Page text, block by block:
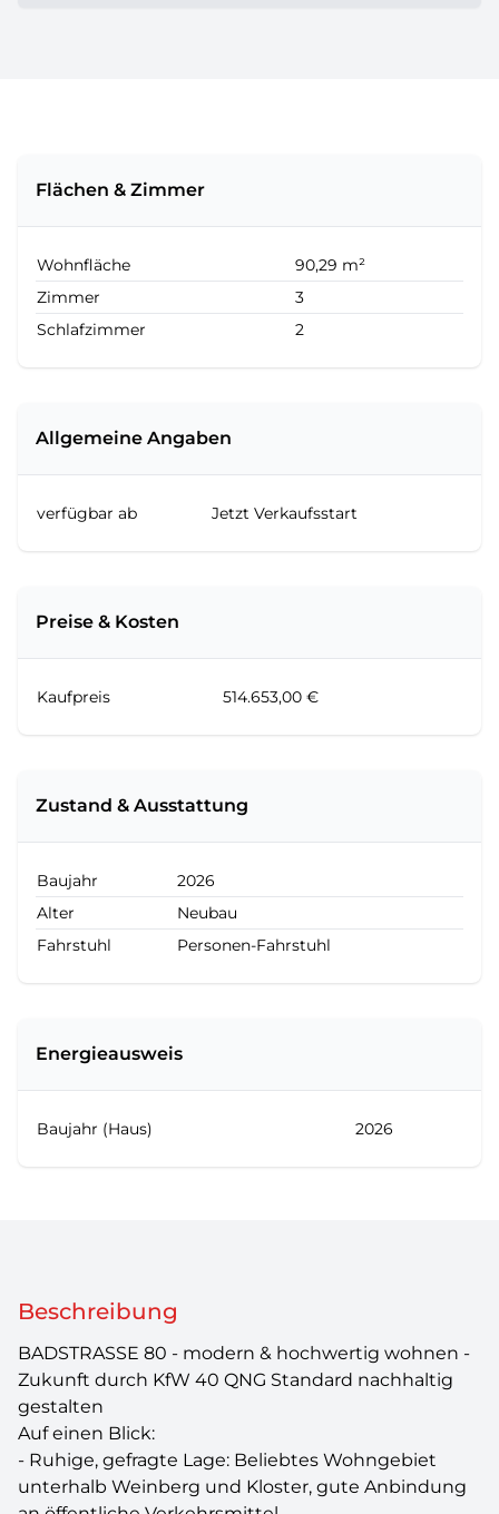
Flächen & Zimmer
Wohnfläche
90,29 m²
Zimmer
3
Schlafzimmer
2
Allgemeine Angaben
verfügbar ab Jetzt Verkaufsstart
Preise & Kosten
Kaufpreis 514.653,00 €
Zustand & Ausstattung
Baujahr
2026
Alter
Neubau
Fahrstuhl
Personen-Fahrstuhl
Energieausweis
Baujahr (Haus) 2026
Beschreibung
BADSTRASSE 80 - modern & hochwertig wohnen -
Zukunft durch KfW 40 QNG Standard nachhaltig
gestalten
Auf einen Blick:
- Ruhige, gefragte Lage: Beliebtes Wohngebiet
unterhalb Weinberg und Kloster, gute Anbindung